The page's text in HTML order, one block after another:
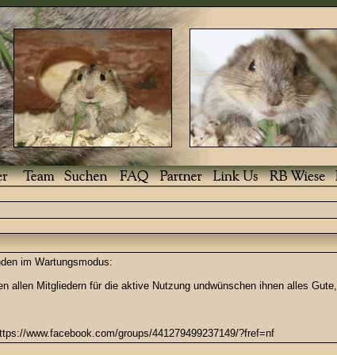
im Wartungsmodus:
allen Mitgliedern für die aktive Nutzung undwünschen ihnen alles Gute,
www.facebook.com/groups/441279499237149/?fref=nf